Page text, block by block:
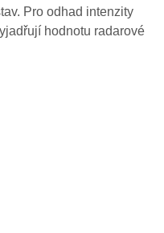
Pro odhad intenzity
hodnotu radarové